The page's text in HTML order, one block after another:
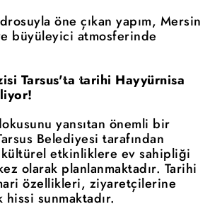
öne çıkan yapım, Mersin
büyüleyici atmosferinde
Tarsus'ta tarihi Hayyürnisa
yansıtan önemli bir
Belediyesi tarafından
etkinliklere ev sahipliği
olarak planlanmaktadır. Tarihi
özellikleri, ziyaretçilerine
sunmaktadır.